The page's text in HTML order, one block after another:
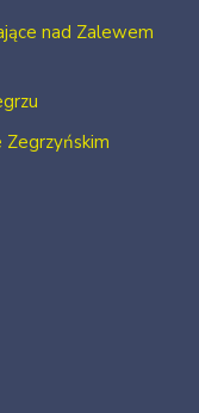
nad Zalewem
Zegrzyńskim